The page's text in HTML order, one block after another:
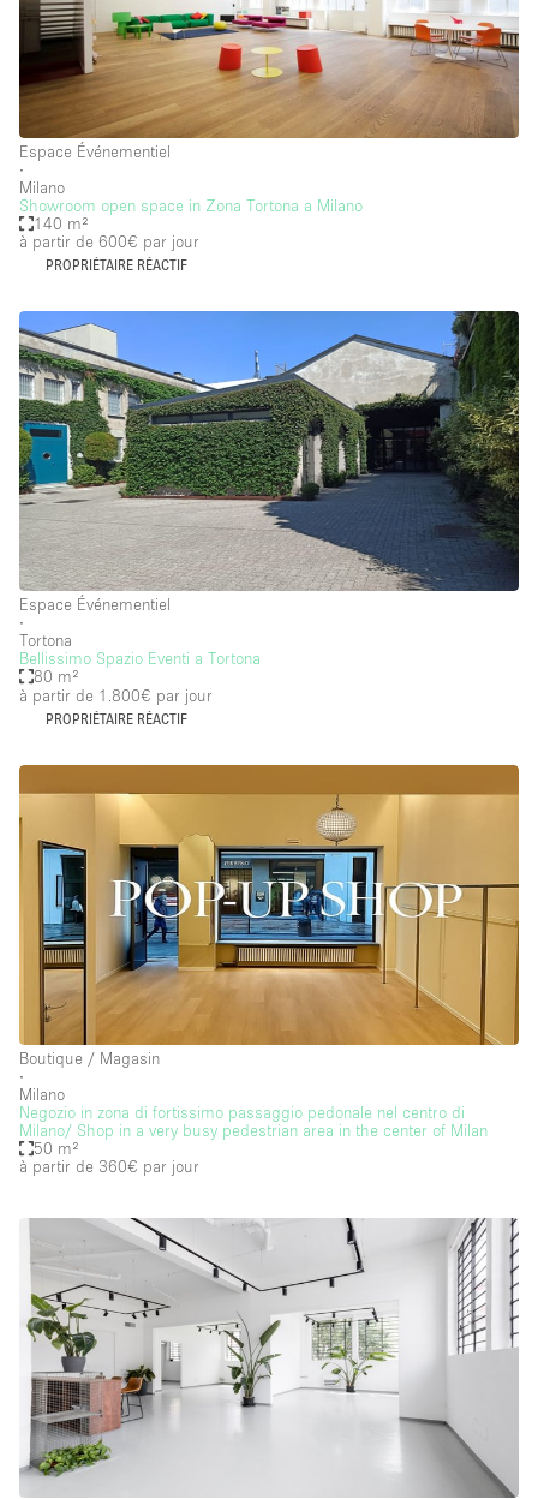
Espace Événementiel
∙
Milano
Showroom open space in Zona Tortona a Milano
140 m²
à partir de 600€ par jour
PROPRIÉTAIRE RÉACTIF
Espace Événementiel
∙
Tortona
Bellissimo Spazio Eventi a Tortona
80 m²
à partir de 1.800€ par jour
PROPRIÉTAIRE RÉACTIF
Boutique / Magasin
∙
Milano
Negozio in zona di fortissimo passaggio pedonale nel centro di
Milano/ Shop in a very busy pedestrian area in the center of Milan
50 m²
à partir de 360€ par jour